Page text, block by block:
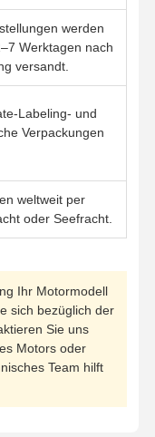
werden
Werktagen nach
versandt.
Labeling- und
Verpackungen
weltweit per
oder Seefracht.
Ihr Motormodell
sich bezüglich der
Sie uns
Motors oder
Team hilft